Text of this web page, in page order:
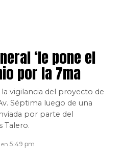
‘le pone el
por la 7ma
vigilancia del proyecto de
Séptima luego de una
por parte del
Talero.
en 5:49 pm